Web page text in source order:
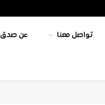
تواصل معنا عن صدق